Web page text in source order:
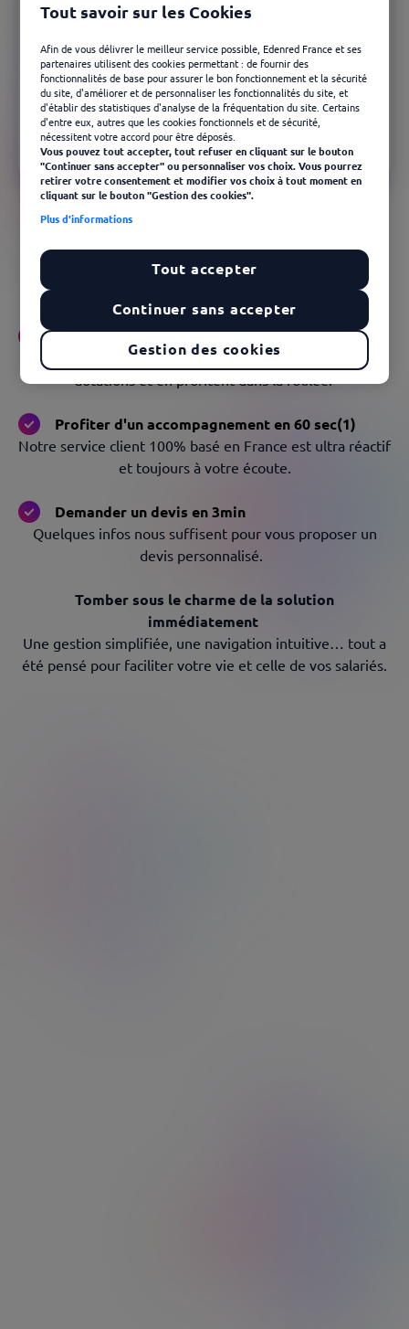
foudre assuré !
Offrez des avantages en 5min
Aussitôt commandés, vos salariés reçoivent leurs
dotations et en profitent dans la foulée.​ ​
Profiter d'un accompagnement en 60 sec(1)
Notre service client 100% basé en France est ultra réactif
et toujours à votre écoute.
Demander un devis en 3min​
Quelques infos nous suffisent pour vous proposer un
devis personnalisé.​ ​
Tomber sous le charme de la solution
immédiatement
Une gestion simplifiée, une navigation intuitive… tout a
été pensé pour faciliter votre vie et celle de vos salariés.
4
infos :
Champs obligatoires
Vous êtes déjà client, bénéficiaire, restaurateur ou
partenaire marchand ?
Contactez-nous
Tout savoir sur les Cookies
Afin de vous délivrer le meilleur service possible, Edenred France et ses
partenaires utilisent des cookies permettant : de fournir des
fonctionnalités de base pour assurer le bon fonctionnement et la sécurité
du site, d'améliorer et de personnaliser les fonctionnalités du site, et
d'établir des statistiques d'analyse de la fréquentation du site. Certains
d'entre eux, autres que les cookies fonctionnels et de sécurité,
nécessitent votre accord pour être déposés.
Vous pouvez tout accepter, tout refuser en cliquant sur le bouton
"Continuer sans accepter" ou personnaliser vos choix. Vous pourrez
retirer votre consentement et modifier vos choix à tout moment en
cliquant sur le bouton "Gestion des cookies".
Plus d'informations
Gestion des cookies
Continuer sans accepter
Tout accepter